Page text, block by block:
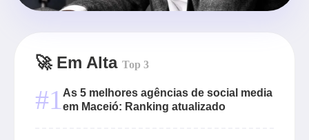
🚀 Em Alta Top 3
#1As 5 melhores agências de social media
em Maceió: Ranking atualizado